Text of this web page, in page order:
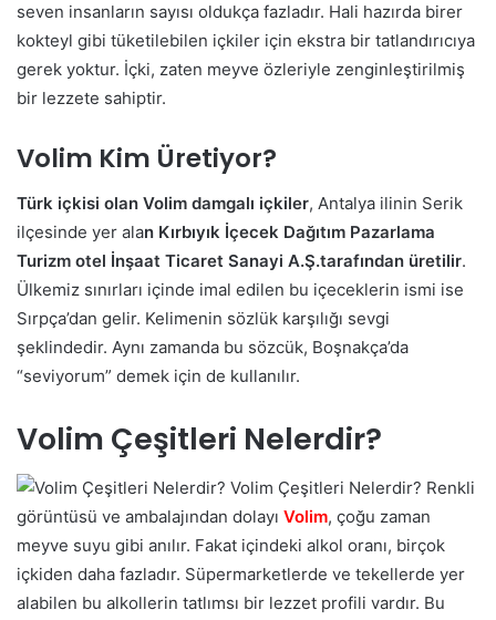
seven insanların sayısı oldukça fazladır. Hali hazırda birer
kokteyl gibi tüketilebilen içkiler için ekstra bir tatlandırıcıya
gerek yoktur. İçki, zaten meyve özleriyle zenginleştirilmiş
bir lezzete sahiptir.
Volim Kim Üretiyor?
Türk içkisi olan Volim damgalı içkiler, Antalya ilinin Serik
ilçesinde yer alan Kırbıyık İçecek Dağıtım Pazarlama
Turizm otel İnşaat Ticaret Sanayi A.Ş.tarafından üretilir.
Ülkemiz sınırları içinde imal edilen bu içeceklerin ismi ise
Sırpça’dan gelir. Kelimenin sözlük karşılığı sevgi
şeklindedir. Aynı zamanda bu sözcük, Boşnakça’da
“seviyorum” demek için de kullanılır.
Volim Çeşitleri Nelerdir?
Volim Çeşitleri Nelerdir? Renkli
görüntüsü ve ambalajından dolayı Volim, çoğu zaman
meyve suyu gibi anılır. Fakat içindeki alkol oranı, birçok
içkiden daha fazladır. Süpermarketlerde ve tekellerde yer
alabilen bu alkollerin tatlımsı bir lezzet profili vardır. Bu